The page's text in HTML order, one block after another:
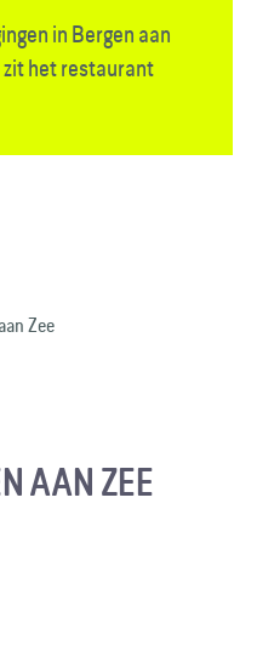
in Bergen aan
zit het restaurant
Zee
AAN ZEE